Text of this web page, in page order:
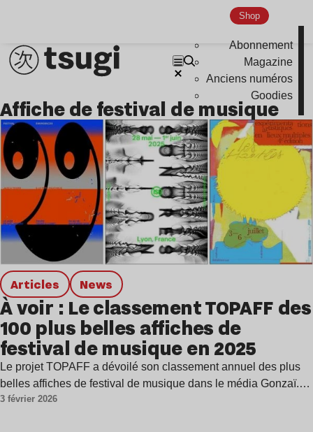
Shop
Abonnement
Magazine
Anciens numéros
Goodies
Nu Jazz
Indie
affiche de festival de musique
Articles news
À voir : Le classement TOPAFF des
100 plus belles affiches de
festival de musique en 2025
Le projet TOPAFF a dévoilé son classement annuel des plus
belles affiches de festival de musique dans le média Gonzaï.…
3 février 2026